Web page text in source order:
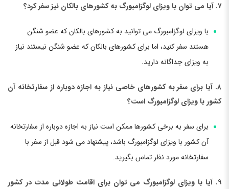
۷. آیا می توان با ویزای لوگزامبورگ به کشورهای بالکان نیز سفر کرد؟
با ویزای لوگزامبورگ می توانید به کشورهای بالکان که عضو شنگن
هستند سفر کنید، اما برای کشورهای بالکان که عضو شنگن نیستند نیاز
به ویزای جداگانه دارید.
۸. آیا برای سفر به کشورهای خاصی نیاز به اجازه دوباره از سفارتخانه آن
کشور با ویزای لوگزامبورگ است؟
برای سفر به برخی کشورها ممکن است نیاز به اجازه دوباره از سفارتخانه
آن کشور با ویزای لوگزامبورگ باشد، پیشنهاد می شود قبل از سفر با
سفارتخانه مورد نظر تماس بگیرید.
۹. آیا با ویزای لوگزامبورگ می توان برای اقامت طولانی مدت در کشور